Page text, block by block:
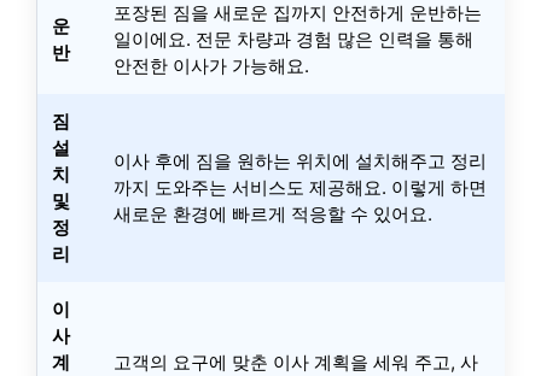
운
반
포장된 짐을 새로운 집까지 안전하게 운반하는
일이에요. 전문 차량과 경험 많은 인력을 통해
안전한 이사가 가능해요.
짐
설
치
및
정
리
이사 후에 짐을 원하는 위치에 설치해주고 정리
까지 도와주는 서비스도 제공해요. 이렇게 하면
새로운 환경에 빠르게 적응할 수 있어요.
이
사
계
고객의 요구에 맞춘 이사 계획을 세워 주고, 사